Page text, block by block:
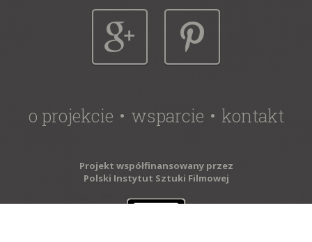
o projekcie wsparcie kontakt
Projekt współfinansowany przez